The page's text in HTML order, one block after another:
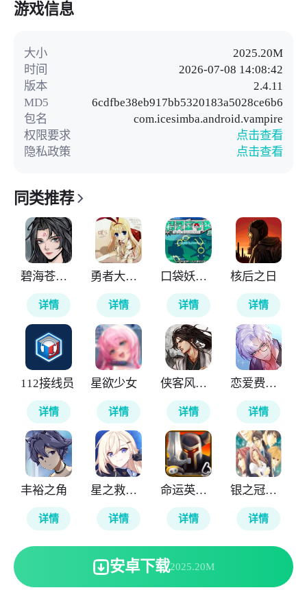
游戏信息
大小
2025.20M
时间
2026-07-08 14:08:42
版本
2.4.11
MD5
6cdfbe38eb917bb5320183a5028ce6b6
包名
com.icesimba.android.vampire
权限要求
点击查看
隐私政策
点击查看
同类推荐
碧海苍云录
详情
勇者大战魔物娘
详情
口袋妖怪神兽领域
详情
核后之日
详情
112接线员
详情
星欲少女
详情
侠客风云传前传
详情
恋爱费洛蒙
详情
丰裕之角
详情
星之救援者国际服
详情
命运英雄传
详情
银之冠碧之泪
详情
安卓下载2025.20M